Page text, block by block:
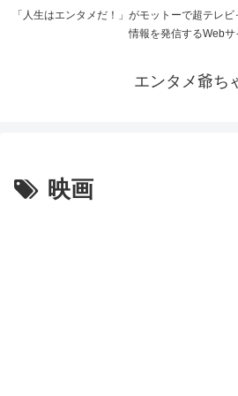
「人生はエンタメだ！」がモットーで超テレ
情報を発信するWebサ
エンタメ爺ち
映画